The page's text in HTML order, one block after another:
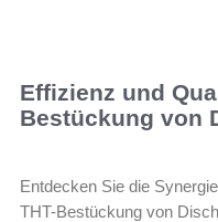
Effizienz und
Bestückung von
Entdecken Sie die
THT-Bestückung von